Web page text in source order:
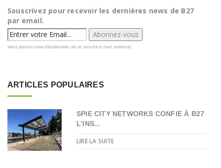
Souscrivez pour recevoir les dernières news de B27
par email.
Vous pouvez vous désabonner de ce service à tout moment.
ARTICLES POPULAIRES
SPIE CITY NETWORKS CONFIE À B27
L’INS...
LIRE LA SUITE